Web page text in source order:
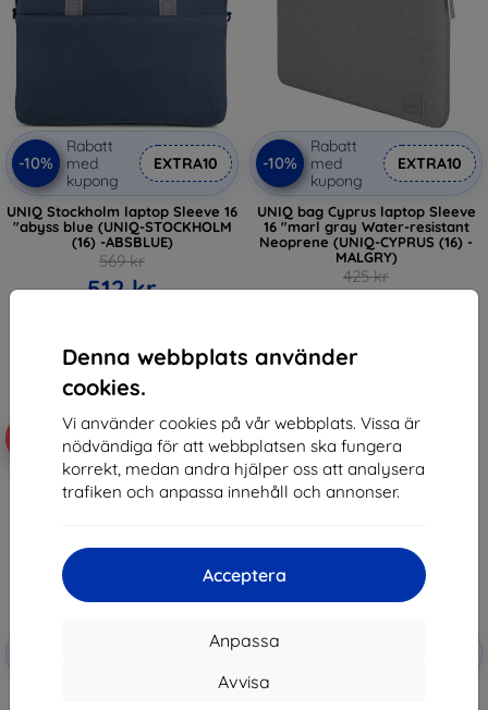
Denna webbplats använder
cookies.
Vi använder cookies på vår webbplats. Vissa är
nödvändiga för att webbplatsen ska fungera
korrekt, medan andra hjälper oss att analysera
trafiken och anpassa innehåll och annonser.
Acceptera
Anpassa
Avvisa
-10%
Rabatt
med
kupong
EXTRA10
UNIQ Stockholm laptop Sleeve 16
"abyss blue (UNIQ-STOCKHOLM
(16) -ABSBLUE)
569 kr
512 kr
-10%
Rabatt
med
kupong
EXTRA10
UNIQ bag Cyprus laptop Sleeve
16 "marl gray Water-resistant
Neoprene (UNIQ-CYPRUS (16) -
MALGRY)
425 kr
EXTRA10
-10%
-10%